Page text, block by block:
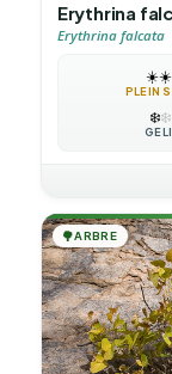
Erythrina
Erythrina falcata
☀️☀️
PLEIN
❄️❄️
🌳ARBRE